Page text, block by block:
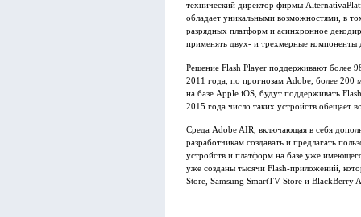
технический директор фирмы
обладает уникальными возможностями, в
разрядных платформ и асинхронное
применять двух- и трехмерные компоненты
Решение Flash Player поддерживают более
2011 года, по прогнозам Adobe, более 200
на базе Apple iOS, будут поддерживать
2015 года число таких устройств обещает
Среда Adobe AIR, включающая в себя
разработчикам создавать и предлагать
устройств и платформ на базе уже
уже созданы тысячи Flash-приложений,
Store, Samsung SmartTV Store и BlackBerry